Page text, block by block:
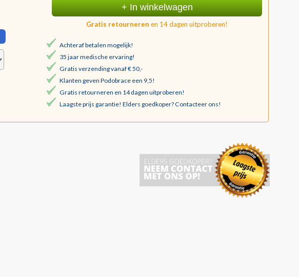
+ In winkelwagen
Gratis retourneren en 14 dagen uitproberen!
Achteraf betalen mogelijk!
35 jaar medische ervaring!
Gratis verzending vanaf € 50,-
Klanten geven Podobrace een 9,5!
Gratis retourneren en 14 dagen uitproberen!
Laagste prijs garantie! Elders goedkoper? Contacteer ons!